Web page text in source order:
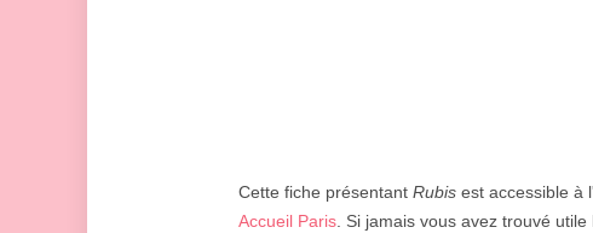
Cette fiche présentant Rubis est accessible à
Accueil Paris. Si jamais vous avez trouvé